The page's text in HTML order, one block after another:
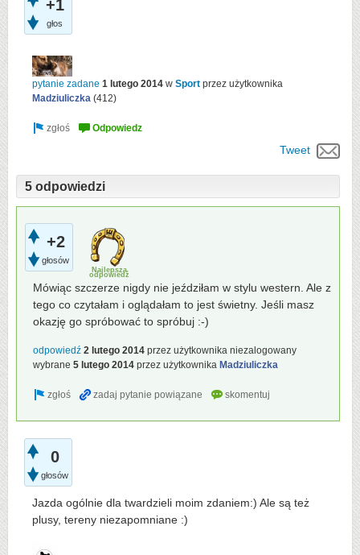
+1
głos
pytanie zadane 1 lutego 2014 w Sport przez użytkownika
Madziuliczka (412)
Tweet
5 odpowiedzi
+2
głosów
Najlepsza
odpowiedź
Mówiąc szczerze nigdy nie jeździłam w stylu western. Ale z
tego co czytałam i oglądałam to jest świetny. Jeśli masz
okazję go spróbować to spróbuj :-)
odpowiedź 2 lutego 2014 przez użytkownika niezalogowany
wybrane 5 lutego 2014 przez użytkownika Madziuliczka
0
głosów
Jazda ogólnie dla twardzieli moim zdaniem:) Ale są też
plusy, tereny niezapomniane :)